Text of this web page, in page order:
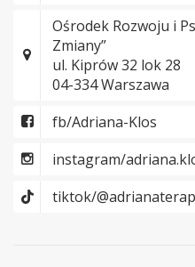
Ośrodek Rozwoju i
Zmiany”
ul. Kiprów 32 lok 28
04-334 Warszawa
fb/Adriana-Klos
instagram/
tiktok/